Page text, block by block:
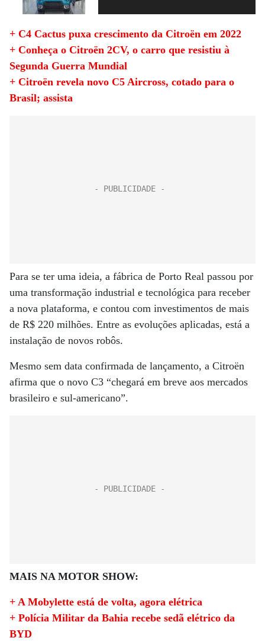
+ C4 Cactus puxa crescimento da Citroën em 2022
+ Conheça o Citroën 2CV, o carro que resistiu à
Segunda Guerra Mundial
+ Citroën revela novo C5 Aircross, cotado para o
Brasil; assista
Para se ter uma ideia, a fábrica de Porto Real passou por
uma transformação industrial e tecnológica para receber
a nova plataforma, e contou com investimentos de mais
de R$ 220 milhões. Entre as evoluções aplicadas, está a
instalação de novos robôs.
Mesmo sem data confirmada de lançamento, a Citroën
afirma que o novo C3 “chegará em breve aos mercados
brasileiro e sul-americano”.
MAIS NA MOTOR SHOW:
+ A Mobylette está de volta, agora elétrica
+ Polícia Militar da Bahia recebe sedã elétrico da
BYD